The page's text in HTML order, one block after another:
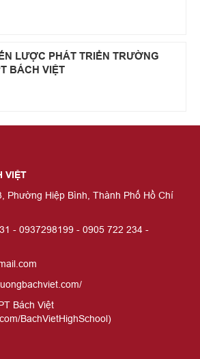
LƯỢC PHÁT TRIỂN TRƯỜNG
BÁCH VIỆT
VIỆT
Phường Hiệp Bình, Thành Phố Hồ Chí
- 0937298199 - 0905 722 234 -
Bách Việt
BachVietHighSchool)